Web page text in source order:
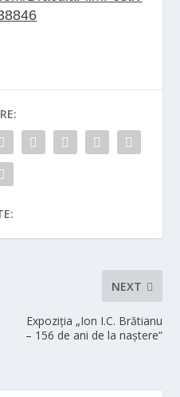
NEXT
Expoziția „Ion I.C. Brătianu
– 156 de ani de la naștere“